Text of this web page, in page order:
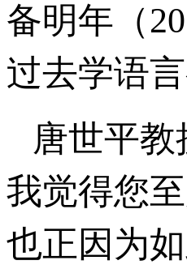
备明年（
过去学语
唐世平
我觉得您
也正因为